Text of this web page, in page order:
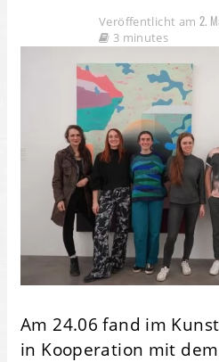
Veröffentlicht am 2.
3 minutes
Am 24.06 fand im
in Kooperation mit